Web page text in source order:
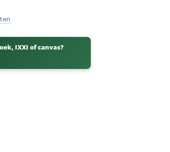
IXXI of canvas?